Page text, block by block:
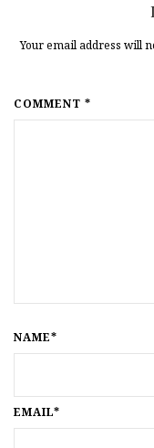
Your email address will
COMMENT *
NAME*
EMAIL*